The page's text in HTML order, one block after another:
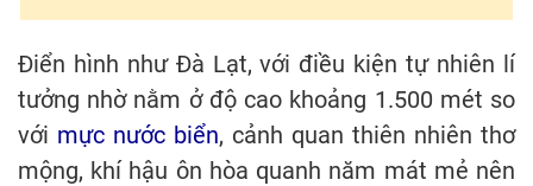
Điển hình như Đà Lạt, với điều kiện tự nhiên lí
tưởng nhờ nằm ở độ cao khoảng 1.500 mét so
với mực nước biển, cảnh quan thiên nhiên thơ
mộng, khí hậu ôn hòa quanh năm mát mẻ nên